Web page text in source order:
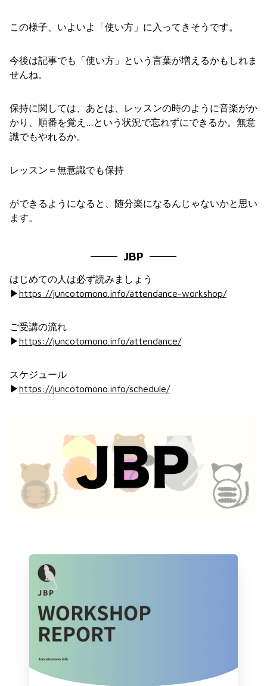
この様子、いよいよ「使い方」に入ってきそうです。
今後は記事でも「使い方」という言葉が増えるかもしれま
せんね。
保持に関しては、あとは、レッスンの時のように音楽がか
かり、順番を覚え…という状況で忘れずにできるか。無意
識でもやれるか。
レッスン＝無意識でも保持
ができるようになると、随分楽になるんじゃないかと思い
ます。
JBP
はじめての人は必ず読みましょう
▶︎https://juncotomono.info/attendance-workshop/
ご受講の流れ
▶︎https://juncotomono.info/attendance/
スケジュール
▶︎https://juncotomono.info/schedule/